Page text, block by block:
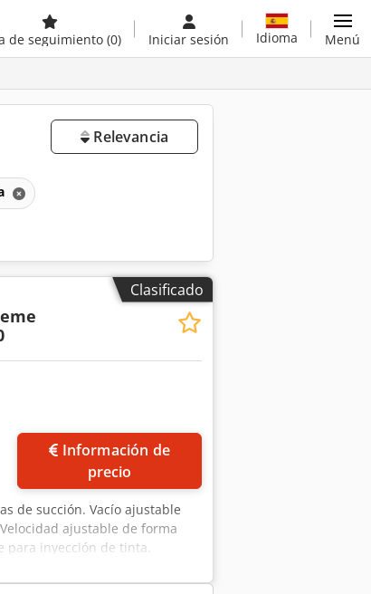
de seguimiento (0) Iniciar sesión Idioma Menú
Relevancia
Clasificado
precio
de succión. Vacío ajustable
ajustable de forma
inyección de tinta.